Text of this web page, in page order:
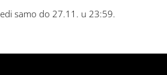
samo do 27.11. u 23:59.